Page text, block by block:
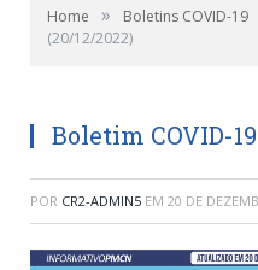
Home » Boletins COVID-19
(20/12/2022)
Boletim COVID-
POR CR2-ADMIN5 EM 20 DE